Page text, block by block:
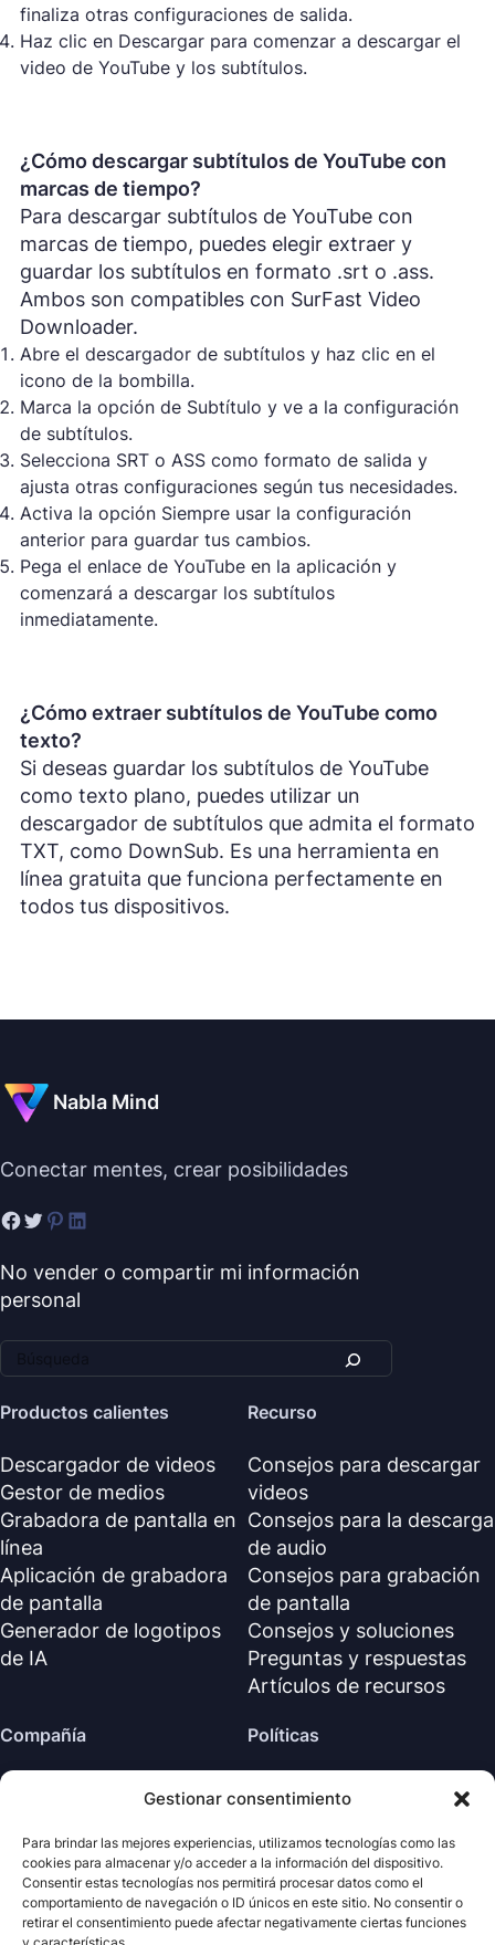
Gestionar consentimiento
Para brindar las mejores experiencias, utilizamos tecnologías como las
cookies para almacenar y/o acceder a la información del dispositivo.
Consentir estas tecnologías nos permitirá procesar datos como el
comportamiento de navegación o ID únicos en este sitio. No consentir o
retirar el consentimiento puede afectar negativamente ciertas funciones
finaliza otras configuraciones de salida.
Haz clic en Descargar para comenzar a descargar el
video de YouTube y los subtítulos.
¿Cómo descargar subtítulos de YouTube con
marcas de tiempo?
Para descargar subtítulos de YouTube con
marcas de tiempo, puedes elegir extraer y
guardar los subtítulos en formato .srt o .ass.
Ambos son compatibles con SurFast Video
Downloader.
Abre el descargador de subtítulos y haz clic en el
icono de la bombilla.
Marca la opción de Subtítulo y ve a la configuración
de subtítulos.
Selecciona SRT o ASS como formato de salida y
ajusta otras configuraciones según tus necesidades.
Activa la opción Siempre usar la configuración
anterior para guardar tus cambios.
Pega el enlace de YouTube en la aplicación y
comenzará a descargar los subtítulos
inmediatamente.
¿Cómo extraer subtítulos de YouTube como
texto?
Si deseas guardar los subtítulos de YouTube
como texto plano, puedes utilizar un
descargador de subtítulos que admita el formato
TXT, como DownSub. Es una herramienta en
línea gratuita que funciona perfectamente en
todos tus dispositivos.
Nabla Mind
Conectar mentes, crear posibilidades
No vender o compartir mi información
personal
Productos calientes
Descargador de videos
Gestor de medios
Grabadora de pantalla en
línea
Aplicación de grabadora
de pantalla
Generador de logotipos
de IA
Recurso
Consejos para descargar
videos
Consejos para la descarga
de audio
Consejos para grabación
de pantalla
Consejos y soluciones
Preguntas y respuestas
Artículos de recursos
Compañía
Sobre nosotros
Centro de soporte
Políticas
Política de reembolso
Acuerdo de licencia (EN)
Términos y condiciones
Desinstalar
Política de cookies